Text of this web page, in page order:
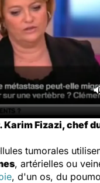
Karim Fizazi, chef
tumorales
, artérielles ou
, d'un os, du